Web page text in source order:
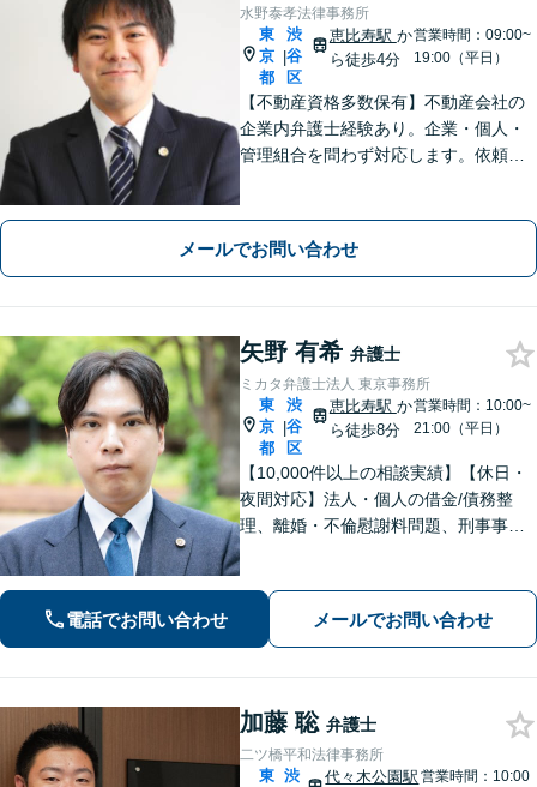
水野泰孝法律事務所
東
京
都
|
渋
谷
区
恵比寿駅 か
ら徒歩4分
営業時間：09:00~
19:00（平日）
【不動産資格多数保有】不動産会社の
企業内弁護士経験あり。企業・個人・
管理組合を問わず対応します。依頼者
メールでお問い合わせ
矢野 有希 弁護士
ミカタ弁護士法人 東京事務所
東
京
都
|
渋
谷
区
恵比寿駅 か
ら徒歩8分
営業時間：10:00~
21:00（平日）
【10,000件以上の相談実績】【休日・
夜間対応】法人・個人の借金/債務整
理、離婚・不倫慰謝料問題、刑事事
応いたします。
電話でお問い合わせ メールでお問い合わせ
加藤 聡 弁護士
二ツ橋平和法律事務所
東 渋
代々木公園駅 営業時間：10:00